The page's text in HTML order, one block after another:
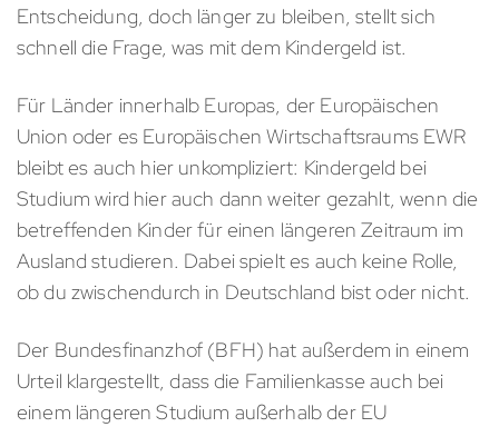
Entscheidung, doch länger zu bleiben, stellt sich
schnell die Frage, was mit dem Kindergeld ist.
Für Länder innerhalb Europas, der Europäischen
Union oder es Europäischen Wirtschaftsraums EWR
bleibt es auch hier unkompliziert: Kindergeld bei
Studium wird hier auch dann weiter gezahlt, wenn die
betreffenden Kinder für einen längeren Zeitraum im
Ausland studieren. Dabei spielt es auch keine Rolle,
ob du zwischendurch in Deutschland bist oder nicht.
Der Bundesfinanzhof (BFH) hat außerdem in einem
Urteil klargestellt, dass die Familienkasse auch bei
einem längeren Studium außerhalb der EU